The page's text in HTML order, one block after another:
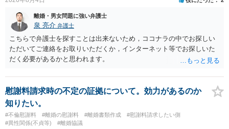
離婚・男女問題に強い弁護士
泉 亮介 弁護士
こちらで弁護士を探すことは出来ないため，ココナラの中でお探しい
ただいてご連絡をお取りいただくか，インターネット等でお探しいた
だく必要があるかと思われます。
慰謝料請求時の不定の証拠について。効力があるのか
知りたい。
#不倫慰謝料 #離婚の慰謝料 #離婚書類作成
#慰謝料請求したい側
#異性関係(不貞等)
#離婚協議